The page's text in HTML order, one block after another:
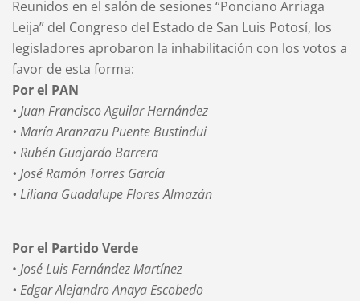
Reunidos en el salón de sesiones “Ponciano Arriaga
Leija” del Congreso del Estado de San Luis Potosí, los
legisladores aprobaron la inhabilitación con los votos a
favor de esta forma:
Por el PAN
• Juan Francisco Aguilar Hernández
• María Aranzazu Puente Bustindui
• Rubén Guajardo Barrera
• José Ramón Torres García
• Liliana Guadalupe Flores Almazán
Por el Partido Verde
• José Luis Fernández Martínez
• Edgar Alejandro Anaya Escobedo